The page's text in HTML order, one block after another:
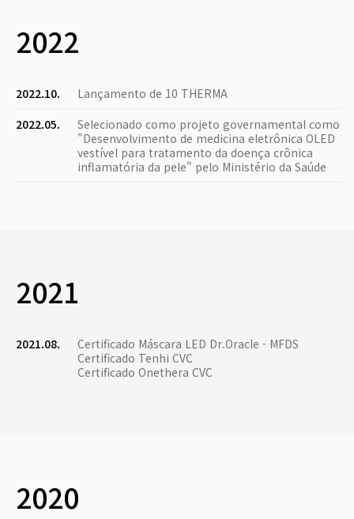
2022
2022.10.
Lançamento de 10 THERMA
2022.05.
Selecionado como projeto governamental como
"Desenvolvimento de medicina eletrônica OLED
vestível para tratamento da doença crônica
inflamatória da pele" pelo Ministério da Saúde
2021
2021.08.
Certificado Máscara LED Dr.Oracle - MFDS
Certificado Tenhi CVC
Certificado Onethera CVC
2020